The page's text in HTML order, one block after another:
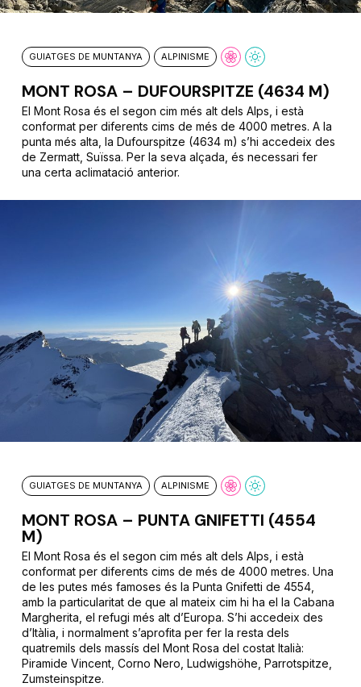
GUIATGES DE MUNTANYA ALPINISME
MONT ROSA – DUFOURSPITZE (4634 M)
El Mont Rosa és el segon cim més alt dels Alps, i està
conformat per diferents cims de més de 4000 metres. A la
punta més alta, la Dufourspitze (4634 m) s’hi accedeix des
de Zermatt, Suïssa. Per la seva alçada, és necessari fer
una certa aclimatació anterior.
GUIATGES DE MUNTANYA ALPINISME
MONT ROSA – PUNTA GNIFETTI (4554
M)
El Mont Rosa és el segon cim més alt dels Alps, i està
conformat per diferents cims de més de 4000 metres. Una
de les putes més famoses és la Punta Gnifetti de 4554,
amb la particularitat de que al mateix cim hi ha el la Cabana
Margherita, el refugi més alt d’Europa. S’hi accedeix des
d’Itàlia, i normalment s’aprofita per fer la resta dels
quatremils dels massís del Mont Rosa del costat Italià:
Piramide Vincent, Corno Nero, Ludwigshöhe, Parrotspitze,
Zumsteinspitze.